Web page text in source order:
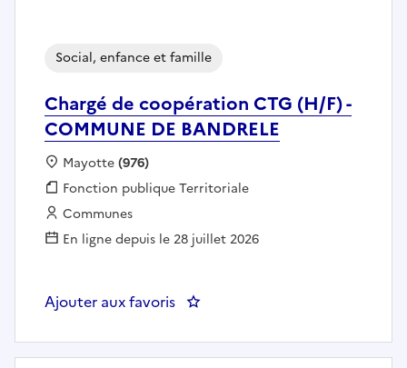
Chargé de coopération CTG (H/F) -
COMMUNE DE BANDRELE
Social, enfance et famille
Localisation :
Mayotte(976)
Fonction publique :
Fonction publique Territoriale
Employeur :
Communes
En ligne depuis le 28 juillet 2026
Ajouter aux favoris : Chargé de coopération CTG